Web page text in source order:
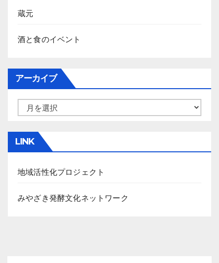
蔵元
酒と食のイベント
アーカイブ
LINK
地域活性化プロジェクト
みやざき発酵文化ネットワーク